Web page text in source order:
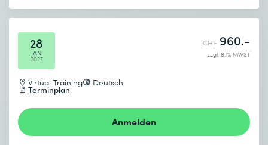
28
JAN
2027
Virtual Training Deutsch
Terminplan
CHF 960.-
zzgl. 8.1% MWST
Anmelden